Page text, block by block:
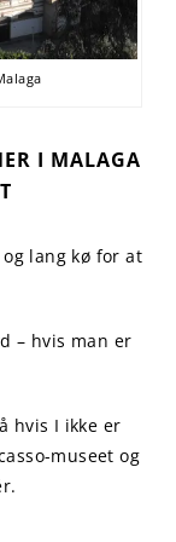
I MALAGA
lang kø for at
– hvis man er
hvis I ikke er
museet og